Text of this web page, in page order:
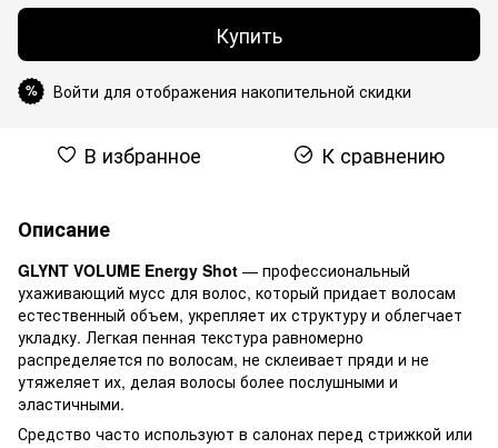
Купить
% Войти для отображения накопительной скидки
В избранное К сравнению
Описание
GLYNT VOLUME Energy Shot — профессиональный
ухаживающий мусс для волос, который придает волосам
естественный объем, укрепляет их структуру и облегчает
укладку. Легкая пенная текстура равномерно
распределяется по волосам, не склеивает пряди и не
утяжеляет их, делая волосы более послушными и
эластичными.
Средство часто используют в салонах перед стрижкой или